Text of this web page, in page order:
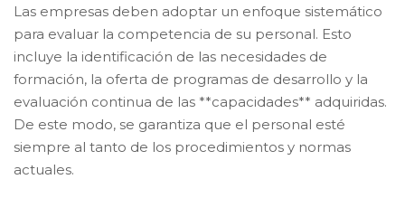
Las empresas deben adoptar un enfoque sistemático
para evaluar la competencia de su personal. Esto
incluye la identificación de las necesidades de
formación, la oferta de programas de desarrollo y la
evaluación continua de las **capacidades** adquiridas.
De este modo, se garantiza que el personal esté
siempre al tanto de los procedimientos y normas
actuales.